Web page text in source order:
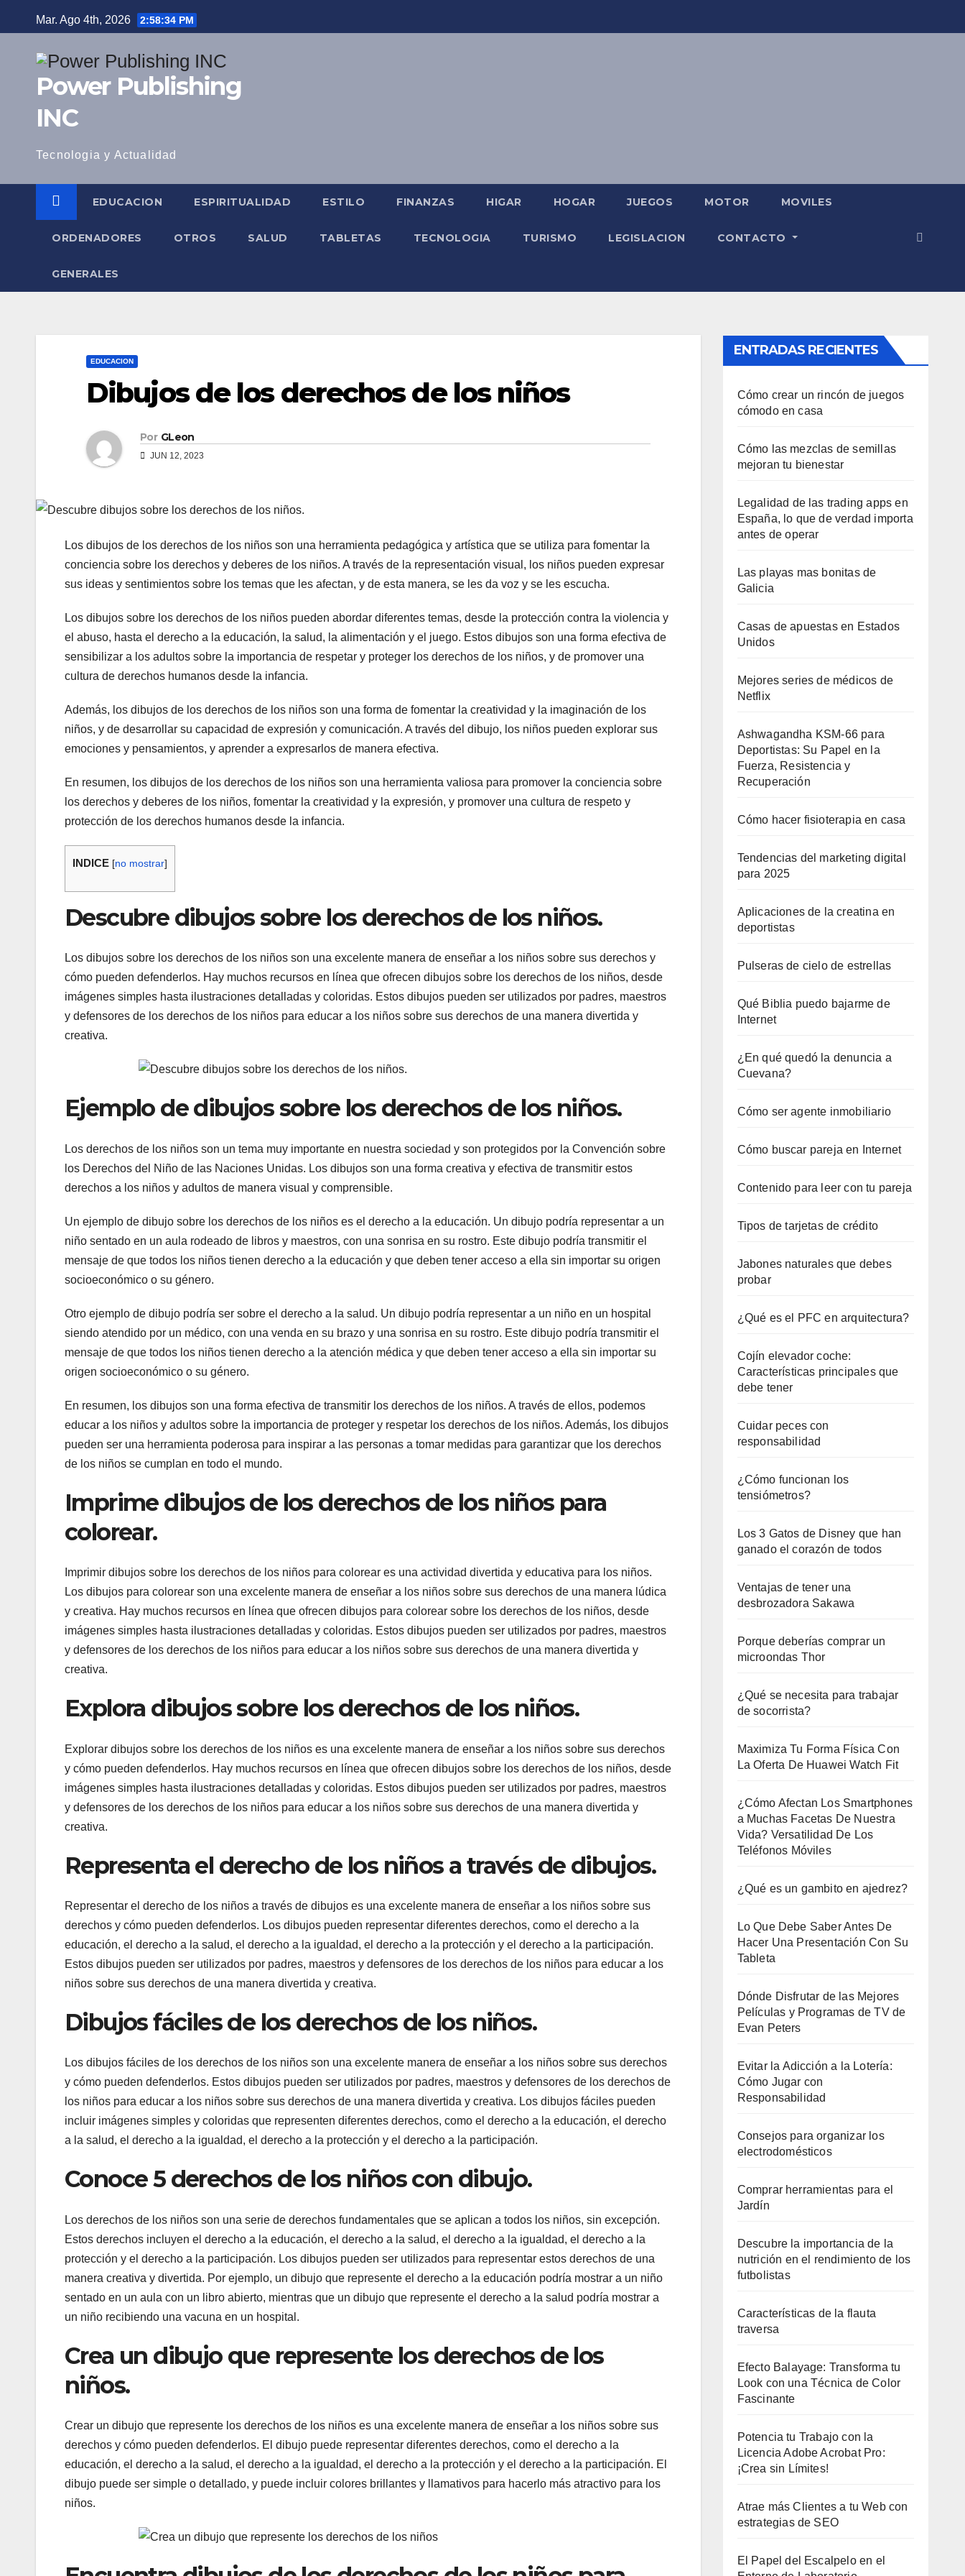
al
contenido
Mar. Ago 4th, 2026 2:58:35 PM
Power Publishing
INC
Tecnologia y Actualidad
EDUCACION ESPIRITUALIDAD ESTILO FINANZAS HIGAR HOGAR JUEGOS MOTOR MOVILES
ORDENADORES OTROS SALUD TABLETAS TECNOLOGIA TURISMO LEGISLACION CONTACTO
GENERALES
EDUCACION
Dibujos de los derechos de los niños
Por GLeon
JUN 12, 2023
Los dibujos de los derechos de los niños son una herramienta pedagógica y artística que se utiliza para fomentar la
conciencia sobre los derechos y deberes de los niños. A través de la representación visual, los niños pueden expresar
sus ideas y sentimientos sobre los temas que les afectan, y de esta manera, se les da voz y se les escucha.
Los dibujos sobre los derechos de los niños pueden abordar diferentes temas, desde la protección contra la violencia y
el abuso, hasta el derecho a la educación, la salud, la alimentación y el juego. Estos dibujos son una forma efectiva de
sensibilizar a los adultos sobre la importancia de respetar y proteger los derechos de los niños, y de promover una
cultura de derechos humanos desde la infancia.
Además, los dibujos de los derechos de los niños son una forma de fomentar la creatividad y la imaginación de los
niños, y de desarrollar su capacidad de expresión y comunicación. A través del dibujo, los niños pueden explorar sus
emociones y pensamientos, y aprender a expresarlos de manera efectiva.
En resumen, los dibujos de los derechos de los niños son una herramienta valiosa para promover la conciencia sobre
los derechos y deberes de los niños, fomentar la creatividad y la expresión, y promover una cultura de respeto y
protección de los derechos humanos desde la infancia.
INDICE [no mostrar]
Descubre dibujos sobre los derechos de los niños.
Los dibujos sobre los derechos de los niños son una excelente manera de enseñar a los niños sobre sus derechos y
cómo pueden defenderlos. Hay muchos recursos en línea que ofrecen dibujos sobre los derechos de los niños, desde
imágenes simples hasta ilustraciones detalladas y coloridas. Estos dibujos pueden ser utilizados por padres, maestros
y defensores de los derechos de los niños para educar a los niños sobre sus derechos de una manera divertida y
creativa.
Ejemplo de dibujos sobre los derechos de los niños.
Los derechos de los niños son un tema muy importante en nuestra sociedad y son protegidos por la Convención sobre
los Derechos del Niño de las Naciones Unidas. Los dibujos son una forma creativa y efectiva de transmitir estos
derechos a los niños y adultos de manera visual y comprensible.
Un ejemplo de dibujo sobre los derechos de los niños es el derecho a la educación. Un dibujo podría representar a un
niño sentado en un aula rodeado de libros y maestros, con una sonrisa en su rostro. Este dibujo podría transmitir el
mensaje de que todos los niños tienen derecho a la educación y que deben tener acceso a ella sin importar su origen
socioeconómico o su género.
Otro ejemplo de dibujo podría ser sobre el derecho a la salud. Un dibujo podría representar a un niño en un hospital
siendo atendido por un médico, con una venda en su brazo y una sonrisa en su rostro. Este dibujo podría transmitir el
mensaje de que todos los niños tienen derecho a la atención médica y que deben tener acceso a ella sin importar su
origen socioeconómico o su género.
En resumen, los dibujos son una forma efectiva de transmitir los derechos de los niños. A través de ellos, podemos
educar a los niños y adultos sobre la importancia de proteger y respetar los derechos de los niños. Además, los dibujos
pueden ser una herramienta poderosa para inspirar a las personas a tomar medidas para garantizar que los derechos
de los niños se cumplan en todo el mundo.
Imprime dibujos de los derechos de los niños para
colorear.
Imprimir dibujos sobre los derechos de los niños para colorear es una actividad divertida y educativa para los niños.
Los dibujos para colorear son una excelente manera de enseñar a los niños sobre sus derechos de una manera lúdica
y creativa. Hay muchos recursos en línea que ofrecen dibujos para colorear sobre los derechos de los niños, desde
imágenes simples hasta ilustraciones detalladas y coloridas. Estos dibujos pueden ser utilizados por padres, maestros
y defensores de los derechos de los niños para educar a los niños sobre sus derechos de una manera divertida y
creativa.
Explora dibujos sobre los derechos de los niños.
Explorar dibujos sobre los derechos de los niños es una excelente manera de enseñar a los niños sobre sus derechos
y cómo pueden defenderlos. Hay muchos recursos en línea que ofrecen dibujos sobre los derechos de los niños, desde
imágenes simples hasta ilustraciones detalladas y coloridas. Estos dibujos pueden ser utilizados por padres, maestros
y defensores de los derechos de los niños para educar a los niños sobre sus derechos de una manera divertida y
creativa.
Representa el derecho de los niños a través de dibujos.
Representar el derecho de los niños a través de dibujos es una excelente manera de enseñar a los niños sobre sus
derechos y cómo pueden defenderlos. Los dibujos pueden representar diferentes derechos, como el derecho a la
educación, el derecho a la salud, el derecho a la igualdad, el derecho a la protección y el derecho a la participación.
Estos dibujos pueden ser utilizados por padres, maestros y defensores de los derechos de los niños para educar a los
niños sobre sus derechos de una manera divertida y creativa.
Dibujos fáciles de los derechos de los niños.
Los dibujos fáciles de los derechos de los niños son una excelente manera de enseñar a los niños sobre sus derechos
y cómo pueden defenderlos. Estos dibujos pueden ser utilizados por padres, maestros y defensores de los derechos de
los niños para educar a los niños sobre sus derechos de una manera divertida y creativa. Los dibujos fáciles pueden
incluir imágenes simples y coloridas que representen diferentes derechos, como el derecho a la educación, el derecho
a la salud, el derecho a la igualdad, el derecho a la protección y el derecho a la participación.
Conoce 5 derechos de los niños con dibujo.
Los derechos de los niños son una serie de derechos fundamentales que se aplican a todos los niños, sin excepción.
Estos derechos incluyen el derecho a la educación, el derecho a la salud, el derecho a la igualdad, el derecho a la
protección y el derecho a la participación. Los dibujos pueden ser utilizados para representar estos derechos de una
manera creativa y divertida. Por ejemplo, un dibujo que represente el derecho a la educación podría mostrar a un niño
sentado en un aula con un libro abierto, mientras que un dibujo que represente el derecho a la salud podría mostrar a
un niño recibiendo una vacuna en un hospital.
Crea un dibujo que represente los derechos de los
niños.
Crear un dibujo que represente los derechos de los niños es una excelente manera de enseñar a los niños sobre sus
derechos y cómo pueden defenderlos. El dibujo puede representar diferentes derechos, como el derecho a la
educación, el derecho a la salud, el derecho a la igualdad, el derecho a la protección y el derecho a la participación. El
dibujo puede ser simple o detallado, y puede incluir colores brillantes y llamativos para hacerlo más atractivo para los
niños.
ENTRADAS RECIENTES
Cómo crear un rincón de juegos
cómodo en casa
Cómo las mezclas de semillas
mejoran tu bienestar
Legalidad de las trading apps en
España, lo que de verdad importa
antes de operar
Las playas mas bonitas de
Galicia
Casas de apuestas en Estados
Unidos
Mejores series de médicos de
Netflix
Ashwagandha KSM-66 para
Deportistas: Su Papel en la
Fuerza, Resistencia y
Recuperación
Cómo hacer fisioterapia en casa
Tendencias del marketing digital
para 2025
Aplicaciones de la creatina en
deportistas
Pulseras de cielo de estrellas
Qué Biblia puedo bajarme de
Internet
¿En qué quedó la denuncia a
Cuevana?
Cómo ser agente inmobiliario
Cómo buscar pareja en Internet
Contenido para leer con tu pareja
Tipos de tarjetas de crédito
Jabones naturales que debes
probar
¿Qué es el PFC en arquitectura?
Cojín elevador coche:
Características principales que
debe tener
Cuidar peces con
responsabilidad
¿Cómo funcionan los
tensiómetros?
Los 3 Gatos de Disney que han
ganado el corazón de todos
Ventajas de tener una
desbrozadora Sakawa
Porque deberías comprar un
microondas Thor
¿Qué se necesita para trabajar
de socorrista?
Maximiza Tu Forma Física Con
La Oferta De Huawei Watch Fit
¿Cómo Afectan Los Smartphones
a Muchas Facetas De Nuestra
Vida? Versatilidad De Los
Teléfonos Móviles
¿Qué es un gambito en ajedrez?
Lo Que Debe Saber Antes De
Hacer Una Presentación Con Su
Tableta
Dónde Disfrutar de las Mejores
Películas y Programas de TV de
Evan Peters
Evitar la Adicción a la Lotería:
Cómo Jugar con
Responsabilidad
Consejos para organizar los
electrodomésticos
Comprar herramientas para el
Jardín
Descubre la importancia de la
nutrición en el rendimiento de los
futbolistas
Características de la flauta
traversa
Efecto Balayage: Transforma tu
Look con una Técnica de Color
Fascinante
Potencia tu Trabajo con la
Licencia Adobe Acrobat Pro:
¡Crea sin Límites!
Atrae más Clientes a tu Web con
estrategias de SEO
El Papel del Escalpelo en el